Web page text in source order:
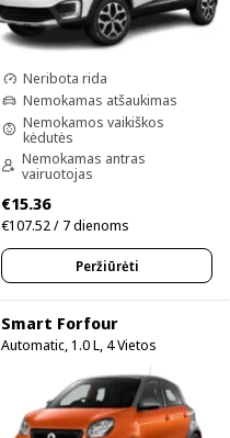
Neribota rida
Nemokamas atšaukimas
Nemokamos vaikiškos
kėdutės
Nemokamas antras
vairuotojas
€15.36
€107.52 / 7 dienoms
Peržiūrėti
Smart Forfour
Automatic, 1.0 L, 4 Vietos